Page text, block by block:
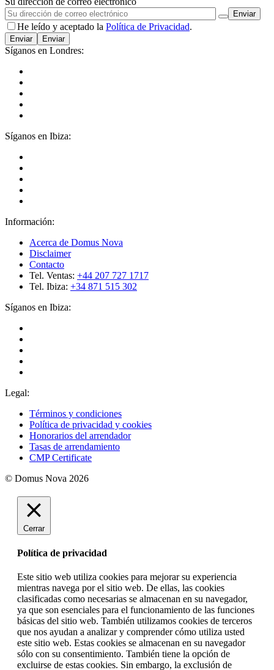
He leído y aceptado la Política de Privacidad.
Enviar
Síganos en Londres:
Síganos en Ibiza:
Información:
Acerca de Domus Nova
Disclaimer
Contacto
Tel. Ventas: +44 207 727 1717
Tel. Ibiza: +34 871 515 302
Síganos en Ibiza:
Legal:
Términos y condiciones
Política de privacidad y cookies
Honorarios del arrendador
Tasas de arrendamiento
CMP Certificate
© Domus Nova 2026
Cerrar
Política de privacidad
Este sitio web utiliza cookies para mejorar su experiencia
mientras navega por el sitio web. De ellas, las cookies
clasificadas como necesarias se almacenan en su navegador,
ya que son esenciales para el funcionamiento de las funciones
básicas del sitio web. También utilizamos cookies de terceros
que nos ayudan a analizar y comprender cómo utiliza usted
este sitio web. Estas cookies se almacenan en su navegador
sólo con su consentimiento. También tiene la opción de
excluirse de estas cookies. Sin embargo, la exclusión de